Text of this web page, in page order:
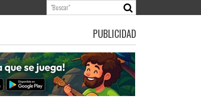
PUBLICIDAD